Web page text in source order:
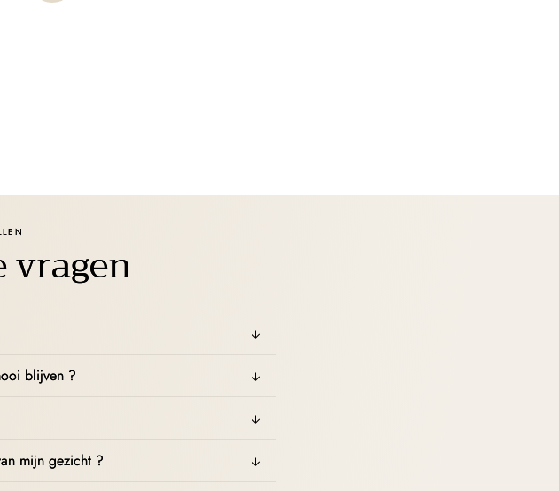
vragen
blijven ?
mijn gezicht ?